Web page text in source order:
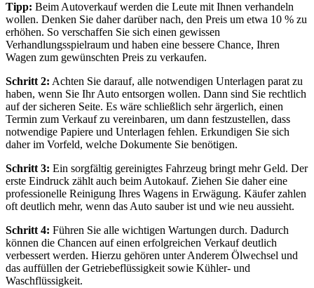
Tipp: Beim Autoverkauf werden die Leute mit Ihnen verhandeln
wollen. Denken Sie daher darüber nach, den Preis um etwa 10 % zu
erhöhen. So verschaffen Sie sich einen gewissen
Verhandlungsspielraum und haben eine bessere Chance, Ihren
Wagen zum gewünschten Preis zu verkaufen.
Schritt 2: Achten Sie darauf, alle notwendigen Unterlagen parat zu
haben, wenn Sie Ihr Auto entsorgen wollen. Dann sind Sie rechtlich
auf der sicheren Seite. Es wäre schließlich sehr ärgerlich, einen
Termin zum Verkauf zu vereinbaren, um dann festzustellen, dass
notwendige Papiere und Unterlagen fehlen. Erkundigen Sie sich
daher im Vorfeld, welche Dokumente Sie benötigen.
Schritt 3: Ein sorgfältig gereinigtes Fahrzeug bringt mehr Geld. Der
erste Eindruck zählt auch beim Autokauf. Ziehen Sie daher eine
professionelle Reinigung Ihres Wagens in Erwägung. Käufer zahlen
oft deutlich mehr, wenn das Auto sauber ist und wie neu aussieht.
Schritt 4: Führen Sie alle wichtigen Wartungen durch. Dadurch
können die Chancen auf einen erfolgreichen Verkauf deutlich
verbessert werden. Hierzu gehören unter Anderem Ölwechsel und
das auffüllen der Getriebeflüssigkeit sowie Kühler- und
Waschflüssigkeit.